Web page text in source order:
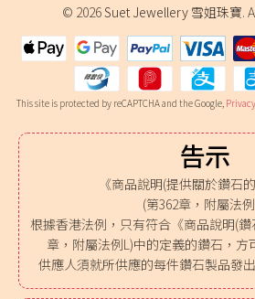
© 2026Suet Jewellery 雪姐珠寶.
This site is protected by reCAPTCHA and the Google,
告示
《商品說明(提供關於鑽石
(第362章，附屬法
根據香港法例，只有符合《商品說明(
章，附屬法例L)中的定義的鑽石，
供應人須就所供應的每件鑽石製品發